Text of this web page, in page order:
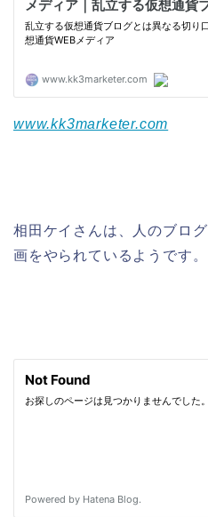
www.kk3marketer.com
相田ケイさんは、人のブロ
画をやられているようです。